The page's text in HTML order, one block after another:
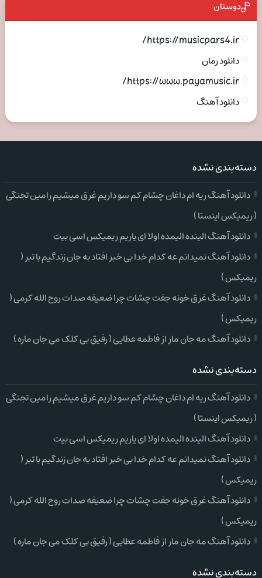
دوستان
https://musicpars4.ir/
دانلود رمان
https://www.payamusic.ir/
دانلود آهنگ
دسته‌بندی نشده
دانلود آهنگ ریه ام داغان چشام کم سو داریم غرق میشیم رامین تجنگی
( ریمیکس اینستا )
دانلود آهنگ الینده الیمده اولا ای یاریم ریمیکس اسی بیت
دانلود آهنگ نمیدانم عه کدام خدا بی خبر افتاد به جان زندگیم با تبر (
ریمیکس )
دانلود آهنگ غرق خونه جفت چشات چرا ضعیفه صدات روح الله کرمی (
ریمیکس )
دانلود آهنگ مه جان مار از فاطمه عطایی ( رفیق بی کلک می جان ماره )
دسته‌بندی نشده
دانلود آهنگ ریه ام داغان چشام کم سو داریم غرق میشیم رامین تجنگی
( ریمیکس اینستا )
دانلود آهنگ الینده الیمده اولا ای یاریم ریمیکس اسی بیت
دانلود آهنگ نمیدانم عه کدام خدا بی خبر افتاد به جان زندگیم با تبر (
ریمیکس )
دانلود آهنگ غرق خونه جفت چشات چرا ضعیفه صدات روح الله کرمی (
ریمیکس )
دانلود آهنگ مه جان مار از فاطمه عطایی ( رفیق بی کلک می جان ماره )
دسته‌بندی نشده